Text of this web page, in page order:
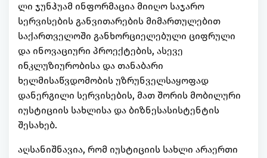
ლი ჯუნჰუამ ინფორმაცია მიიღო საჯარო
სერვისების განვითარების მიმართულებით
საქართველოში განხორციელებული ციფრული
და ინოვაციური პროექტების, ასევე
ინკლუზიურობისა და თანაბარი
ხელმისაწვდომობის უზრუნველსაყოფად
დანერგილი სერვისების, მათ შორის მობილური
იუსტიციის სახლისა და ბიზნესასისტენტის
შესახებ.
აღსანიშნავია, რომ იუსტიციის სახლი არაერთი